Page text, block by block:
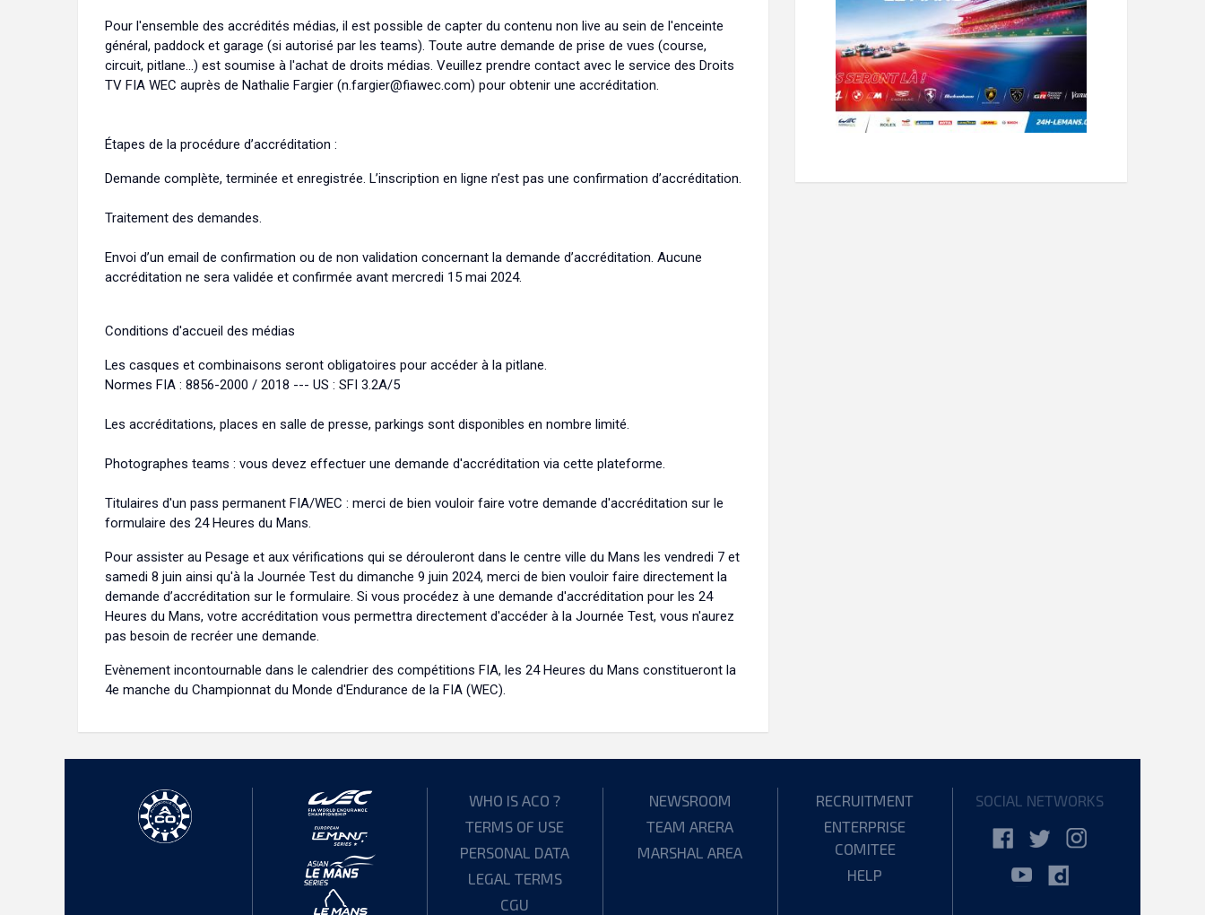
Pour l'ensemble des accrédités médias, il est possible de capter du contenu non live au sein de l'enceinte
général, paddock et garage (si autorisé par les teams). Toute autre demande de prise de vues (course,
circuit, pitlane...) est soumise à l'achat de droits médias. Veuillez prendre contact avec le service des Droits
TV FIA WEC auprès de Nathalie Fargier (n.fargier@fiawec.com) pour obtenir une accréditation.
Étapes de la procédure d’accréditation :
Demande complète, terminée et enregistrée. L’inscription en ligne n’est pas une confirmation d’accréditation.
Traitement des demandes.
Envoi d’un email de confirmation ou de non validation concernant la demande d’accréditation. Aucune
accréditation ne sera validée et confirmée avant mercredi 15 mai 2024.
Conditions d'accueil des médias
Les casques et combinaisons seront obligatoires pour accéder à la pitlane.
Normes FIA : 8856-2000 / 2018 --- US : SFI 3.2A/5
Les accréditations, places en salle de presse, parkings sont disponibles en nombre limité.
Photographes teams : vous devez effectuer une demande d'accréditation via cette plateforme.
Titulaires d'un pass permanent FIA/WEC : merci de bien vouloir faire votre demande d'accréditation sur le
formulaire des 24 Heures du Mans.
Pour assister au Pesage et aux vérifications qui se dérouleront dans le centre ville du Mans les vendredi 7 et
samedi 8 juin ainsi qu'à la Journée Test du dimanche 9 juin 2024, merci de bien vouloir faire directement la
demande d’accréditation sur le formulaire. Si vous procédez à une demande d'accréditation pour les 24
Heures du Mans, votre accréditation vous permettra directement d'accéder à la Journée Test, vous n'aurez
pas besoin de recréer une demande.
Evènement incontournable dans le calendrier des compétitions FIA, les 24 Heures du Mans constitueront la
4e manche du Championnat du Monde d'Endurance de la FIA (WEC).
WHO IS ACO ?
TERMS OF USE
PERSONAL DATA
LEGAL TERMS
CGU
NEWSROOM
TEAM ARERA
MARSHAL AREA
RECRUITMENT
ENTERPRISE
COMITEE
HELP
SOCIAL NETWORKS